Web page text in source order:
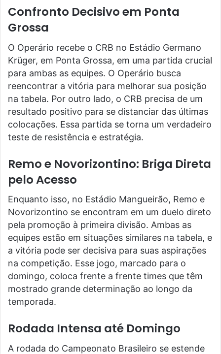
Confronto Decisivo em Ponta
Grossa
O Operário recebe o CRB no Estádio Germano
Krüger, em Ponta Grossa, em uma partida crucial
para ambas as equipes. O Operário busca
reencontrar a vitória para melhorar sua posição
na tabela. Por outro lado, o CRB precisa de um
resultado positivo para se distanciar das últimas
colocações. Essa partida se torna um verdadeiro
teste de resistência e estratégia.
Remo e Novorizontino: Briga Direta
pelo Acesso
Enquanto isso, no Estádio Mangueirão, Remo e
Novorizontino se encontram em um duelo direto
pela promoção à primeira divisão. Ambas as
equipes estão em situações similares na tabela, e
a vitória pode ser decisiva para suas aspirações
na competição. Esse jogo, marcado para o
domingo, coloca frente a frente times que têm
mostrado grande determinação ao longo da
temporada.
Rodada Intensa até Domingo
A rodada do Campeonato Brasileiro se estende